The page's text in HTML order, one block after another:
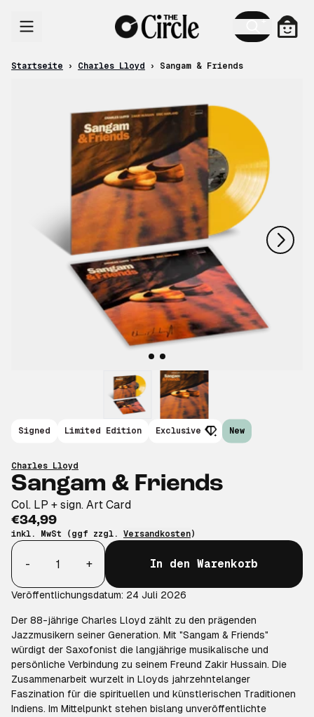
Startseite › Charles Lloyd › Sangam & Friends
nächstes
Charles Lloyd
Sangam & Friends
Col. LP + sign. Art Card
€34,99
inkl. MwSt (ggf zzgl. Versandkosten)
Anzahl
-
+ In den Warenkorb
Veröffentlichungsdatum: 24 Juli 2026
Der 88-jährige Charles Lloyd zählt zu den prägenden
Jazzmusikern seiner Generation. Mit "Sangam & Friends"
würdigt der Saxofonist die langjährige musikalische und
persönliche Verbindung zu seinem Freund Zakir Hussain. Die
Zusammenarbeit wurzelt in Lloyds jahrzehntelanger
Faszination für die spirituellen und künstlerischen Traditionen
Indiens. Im Mittelpunkt stehen bislang unveröffentlichte
Signed Limited Edition Exclusive New